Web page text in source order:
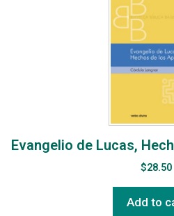
Evangelio de Lucas,
$28.50
Add to